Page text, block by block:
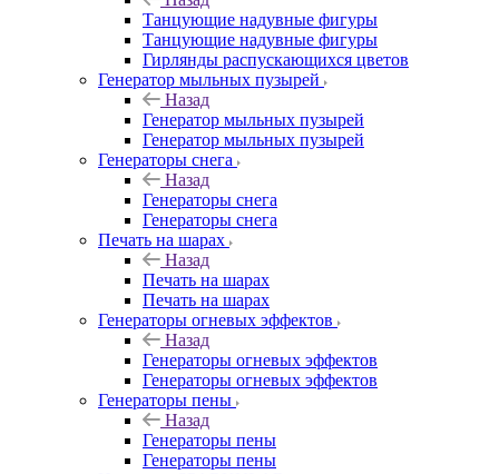
Танцующие надувные фигуры
Танцующие надувные фигуры
Гирлянды распускающихся цветов
Генератор мыльных пузырей
Назад
Генератор мыльных пузырей
Генератор мыльных пузырей
Генераторы снега
Назад
Генераторы снега
Генераторы снега
Печать на шарах
Назад
Печать на шарах
Печать на шарах
Генераторы огневых эффектов
Назад
Генераторы огневых эффектов
Генераторы огневых эффектов
Генераторы пены
Назад
Генераторы пены
Генераторы пены